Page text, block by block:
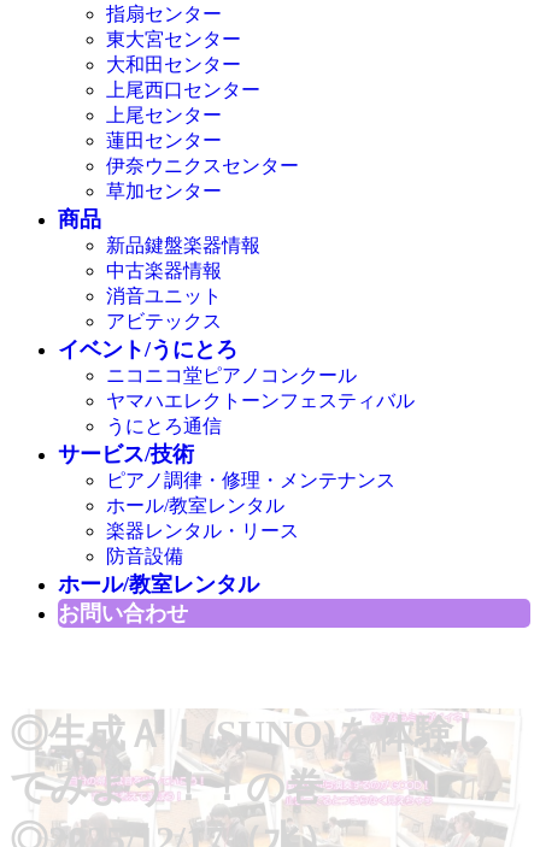
指扇センター
東大宮センター
大和田センター
上尾西口センター
上尾センター
蓮田センター
伊奈ウニクスセンター
草加センター
商品
新品鍵盤楽器情報
中古楽器情報
消音ユニット
アビテックス
イベント/うにとろ
ニコニコ堂ピアノコンクール
ヤマハエレクトーンフェスティバル
うにとろ通信
サービス/技術
ピアノ調律・修理・メンテナンス
ホール/教室レンタル
楽器レンタル・リース
防音設備
ホール/教室レンタル
お問い合わせ
◎生成ＡＩ(SUNO)を体験し
てみよう！！の巻